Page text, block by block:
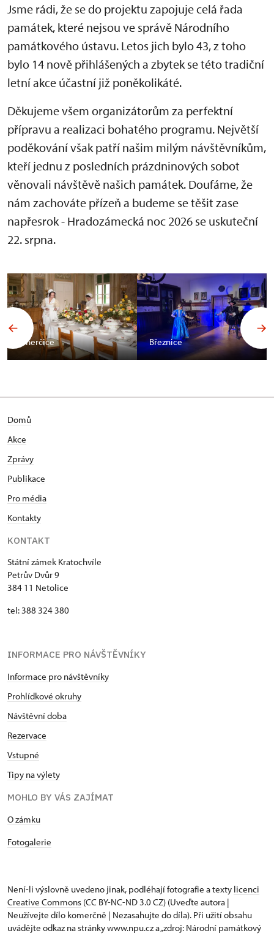
Jsme rádi, že se do projektu zapojuje celá řada
památek, které nejsou ve správě Národního
památkového ústavu. Letos jich bylo 43, z toho
bylo 14 nově přihlášených a zbytek se této tradiční
letní akce účastní již poněkolikáté.
Děkujeme všem organizátorům za perfektní
přípravu a realizaci bohatého programu. Největší
poděkování však patří našim milým návštěvníkům,
kteří jednu z posledních prázdninových sobot
věnovali návštěvě našich památek. Doufáme, že
nám zachováte přízeň a budeme se těšit zase
napřesrok - Hradozámecká noc 2026 se uskuteční
22. srpna.
Uherčice Březnice
Domů
Akce
Zprávy
Publikace
Pro média
Kontakty
KONTAKT
Státní zámek Kratochvíle
Petrův Dvůr 9
384 11 Netolice
tel: 388 324 380
INFORMACE PRO NÁVŠTĚVNÍKY
Informace pro návštěvníky
Prohlídkové okruhy
Návštěvní doba
Rezervace
Vstupné
Tipy na výlety
MOHLO BY VÁS ZAJÍMAT
​​​​​​O zámku
Fotogalerie
Není-li výslovně uvedeno jinak, podléhají fotografie a texty licenci
Creative Commons (CC BY-NC-ND 3.0 CZ) (Uveďte autora |
Neužívejte dílo komerčně | Nezasahujte do díla). Při užití obsahu
uvádějte odkaz na stránky www.npu.cz a „zdroj: Národní památkový